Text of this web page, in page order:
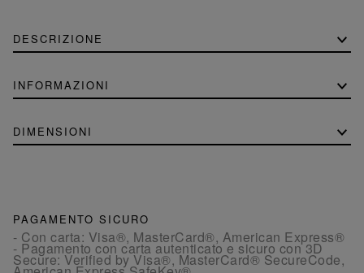
DESCRIZIONE
INFORMAZIONI
DIMENSIONI
PAGAMENTO SICURO
- Con carta: Visa®, MasterCard®, American Express®
- Pagamento con carta autenticato e sicuro con 3D
Secure: Verified by Visa®, MasterCard® SecureCode,